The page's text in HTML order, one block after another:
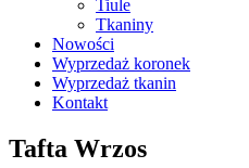
Tiule
Tkaniny
Nowości
Wyprzedaż koronek
Wyprzedaż tkanin
Kontakt
Tafta Wrzos